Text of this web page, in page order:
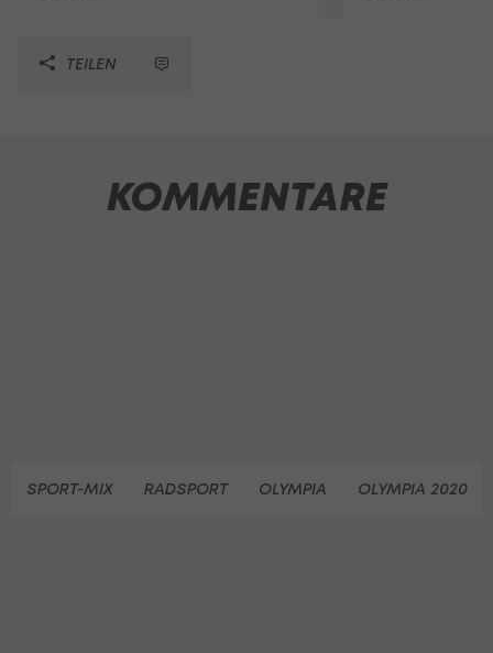
TEILEN
KOMMENTARE
SPORT-MIX RADSPORT OLYMPIA OLYMPIA 2020